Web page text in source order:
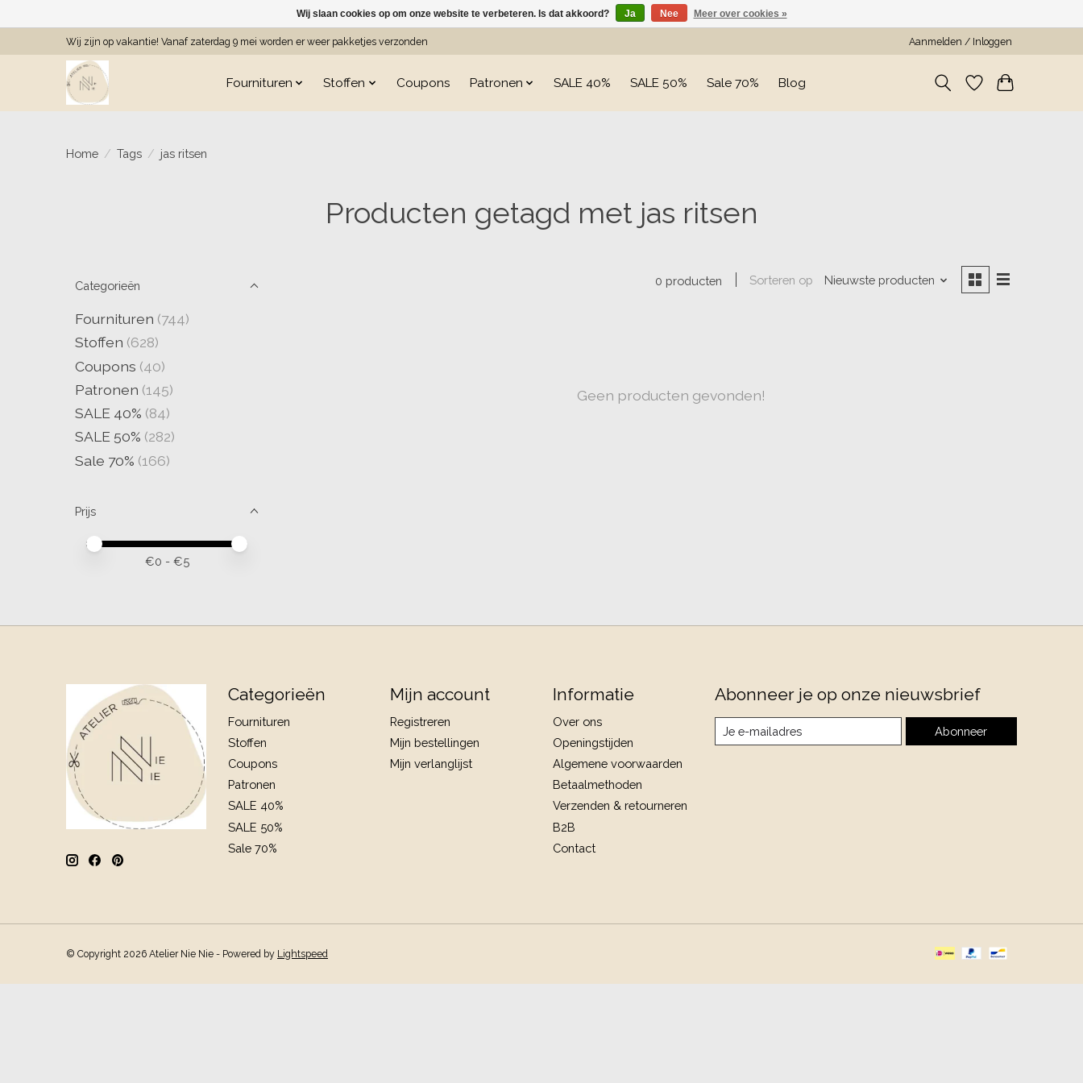
Wij zijn op vakantie! Vanaf zaterdag 9 mei worden er weer pakketjes verzonden Aanmelden / Inloggen
Fournituren Stoffen Coupons Patronen SALE 40% SALE 50% Sale 70% Blog
Home / Tags / jas ritsen
Producten getagd met jas ritsen
Categorieën
Fournituren (744)
Stoffen (628)
Coupons (40)
Patronen (145)
SALE 40% (84)
SALE 50% (282)
Sale 70% (166)
Prijs
Minimale prijswaarde
Price maximum value
€0 - €5
0 producten Sorteren op Nieuwste producten
Geen producten gevonden!
Categorieën
Fournituren
Stoffen
Coupons
Patronen
SALE 40%
SALE 50%
Sale 70%
Mijn account
Registreren
Mijn bestellingen
Mijn verlanglijst
Informatie
Over ons
Openingstijden
Algemene voorwaarden
Betaalmethoden
Verzenden & retourneren
B2B
Contact
Abonneer je op onze nieuwsbrief
Abonneer
© Copyright 2026 Atelier Nie Nie - Powered by Lightspeed
Wij slaan cookies op om onze website te verbeteren. Is dat akkoord? Ja Nee Meer over cookies »